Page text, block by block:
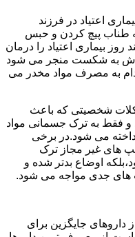
اعتیاد در فرزند
طناب پیچ کردن و حبس
بیماری اعتیاد را درمان
روش به شکست منجر می شود
به مصرف مواد مخدر می
شخصیتی که باعث
و فقط به ترک جسمانی مواد
می شود.در برخی
های غیر مجاز ترک
اوضاع بدتر شده و
های جدی مواجه می شود.
داروهای جایگزین برای